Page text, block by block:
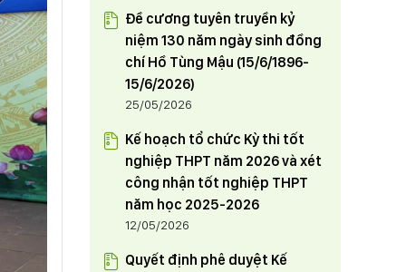
Đề cương tuyên truyền kỷ
niệm 130 năm ngày sinh đồng
chí Hồ Tùng Mậu (15/6/1896-
15/6/2026)
25/05/2026
Kế hoạch tổ chức Kỳ thi tốt
nghiệp THPT năm 2026 và xét
công nhận tốt nghiệp THPT
năm học 2025-2026
12/05/2026
Quyết định phê duyệt Kế